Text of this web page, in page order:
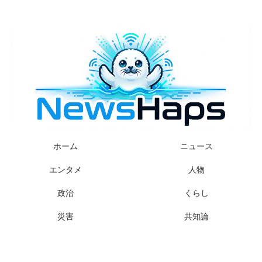
ホーム ニュース
エンタメ 人物
政治 くらし
災害 共知論